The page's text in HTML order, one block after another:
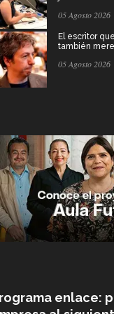
05 Agosto 2026
El escritor
también
05 Agosto 2026
enlace: